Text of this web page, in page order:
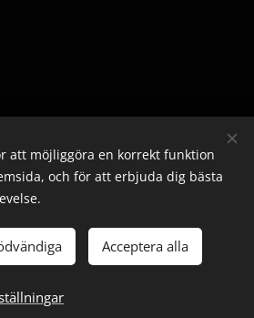
i kundvagnen
rättigheter reserverade
Cookies
att möjliggöra en korrekt funktion
och för att erbjuda dig bästa
Acceptera alla